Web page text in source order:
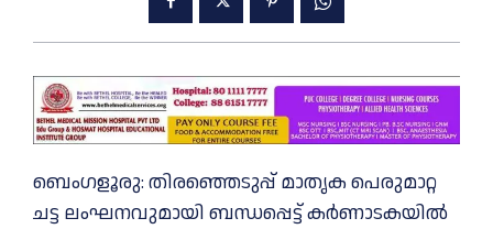
ബെംഗളൂരു: തിരഞ്ഞെടുപ്പ് മാതൃക പെരുമാറ്റ
ചട്ട ലംഘനവുമായി ബന്ധപ്പെട്ട് കർണാടകയിൽ